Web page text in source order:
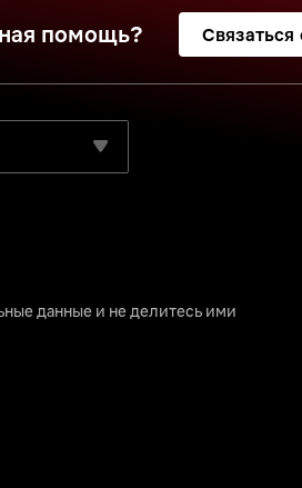
помощь? Связаться
ЯЗЫК:
данные и не делитесь ими